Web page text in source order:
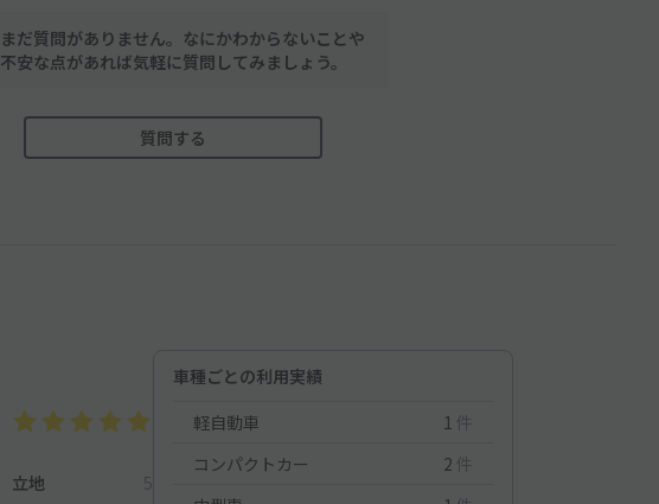
まだ質問がありません。なにかわからないことや
不安な点があれば気軽に質問してみましょう。
質問する
立地
5
車種ごとの利用実績
軽自動車
1 件
コンパクトカー
2 件